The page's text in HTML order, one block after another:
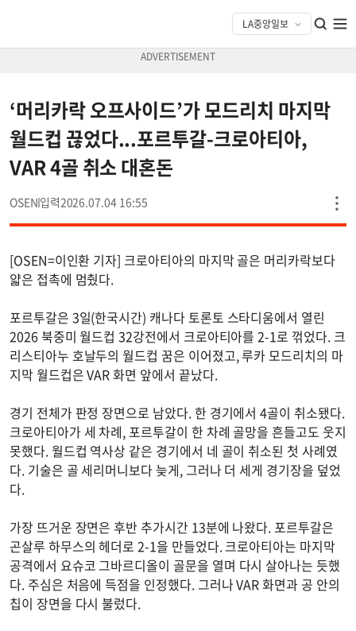
‘머리카락 오프사이드’가 모드리치 마지막
월드컵 끊었다...포르투갈-크로아티아,
VAR 4골 취소 대혼돈
OSEN 2026.07.04 16:55
[OSEN=이인환 기자] 크로아티아의 마지막 골은 머리카락보다
얇은 접촉에 멈췄다.
포르투갈은 3일(한국시간) 캐나다 토론토 스타디움에서 열린
2026 북중미 월드컵 32강전에서 크로아티아를 2-1로 꺾었다. 크
리스티아누 호날두의 월드컵 꿈은 이어졌고, 루카 모드리치의 마
지막 월드컵은 VAR 화면 앞에서 끝났다.
경기 전체가 판정 장면으로 남았다. 한 경기에서 4골이 취소됐다.
크로아티아가 세 차례, 포르투갈이 한 차례 골망을 흔들고도 웃지
못했다. 월드컵 역사상 같은 경기에서 네 골이 취소된 첫 사례였
다. 기술은 골 세리머니보다 늦게, 그러나 더 세게 경기장을 덮었
다.
가장 뜨거운 장면은 후반 추가시간 13분에 나왔다. 포르투갈은
곤살루 하무스의 헤더로 2-1을 만들었다. 크로아티아는 마지막
공격에서 요슈코 그바르디올이 골문을 열며 다시 살아나는 듯했
다. 주심은 처음에 득점을 인정했다. 그러나 VAR 화면과 공 안의
칩이 장면을 다시 불렀다.